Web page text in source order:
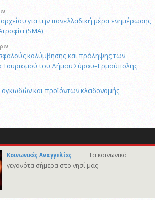
για την πανελλαδική μέρα ενημέρωσης
(SMA)
κολύμβησης και πρόληψης των
Τουρισμού του Δήμου Σύρου–Ερμούπολης
και προϊόντων κλαδονομής
του κεντρικού παραλιακού δρόμου Λωτού
Δ. ΞΑΓΟΡΑΡΗ"
του Αντωνίου Τσιαμπούρη θα είναι
Κοινωνικές Αναγγελίες
Τα κοινωνικά
γεγονότα σήμερα στο νησί μας